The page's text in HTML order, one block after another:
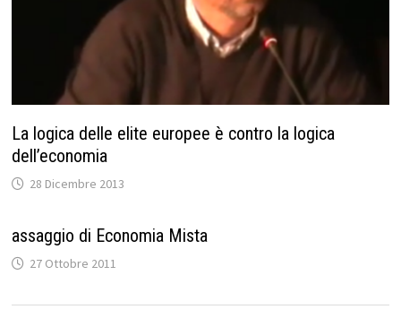
La logica delle elite europee è contro la logica
dell’economia
28 Dicembre 2013
assaggio di Economia Mista
27 Ottobre 2011